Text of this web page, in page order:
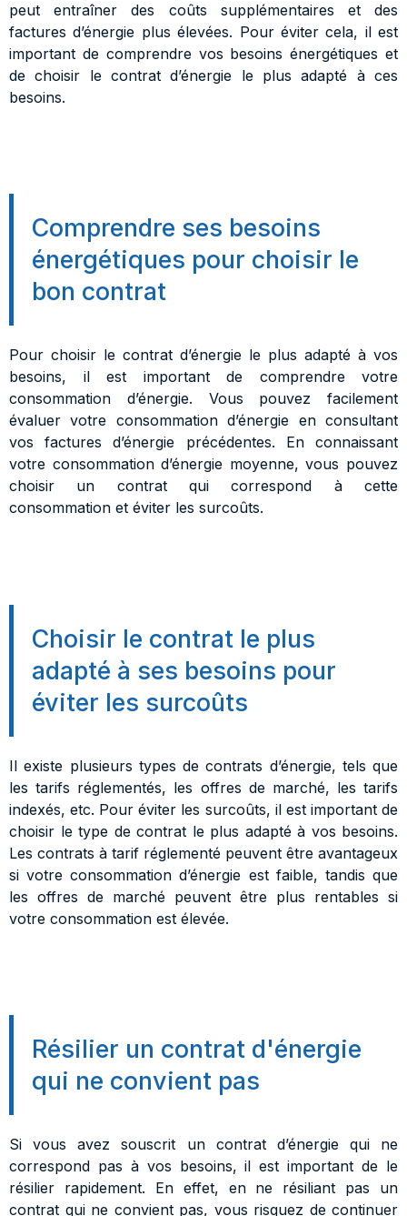
peut entraîner des coûts supplémentaires et des
factures d’énergie plus élevées. Pour éviter cela, il est
important de comprendre vos besoins énergétiques et
de choisir le contrat d’énergie le plus adapté à ces
besoins.
Comprendre ses besoins
énergétiques pour choisir le
bon contrat
Pour choisir le contrat d’énergie le plus adapté à vos
besoins, il est important de comprendre votre
consommation d’énergie. Vous pouvez facilement
évaluer votre consommation d’énergie en consultant
vos factures d’énergie précédentes. En connaissant
votre consommation d’énergie moyenne, vous pouvez
choisir un contrat qui correspond à cette
consommation et éviter les surcoûts.
Choisir le contrat le plus
adapté à ses besoins pour
éviter les surcoûts
Il existe plusieurs types de contrats d’énergie, tels que
les tarifs réglementés, les offres de marché, les tarifs
indexés, etc. Pour éviter les surcoûts, il est important de
choisir le type de contrat le plus adapté à vos besoins.
Les contrats à tarif réglementé peuvent être avantageux
si votre consommation d’énergie est faible, tandis que
les offres de marché peuvent être plus rentables si
votre consommation est élevée.
Résilier un contrat d'énergie
qui ne convient pas
Si vous avez souscrit un contrat d’énergie qui ne
correspond pas à vos besoins, il est important de le
résilier rapidement. En effet, en ne résiliant pas un
contrat qui ne convient pas, vous risquez de continuer